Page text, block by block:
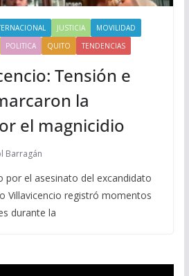
JUSTICIA
MOVILIDAD
POLITICA QUITO TENDENCIAS
Tensión e
la
el magnicidio
Barragán
por el asesinato del excandidato
Villavicencio registró momentos
durante la